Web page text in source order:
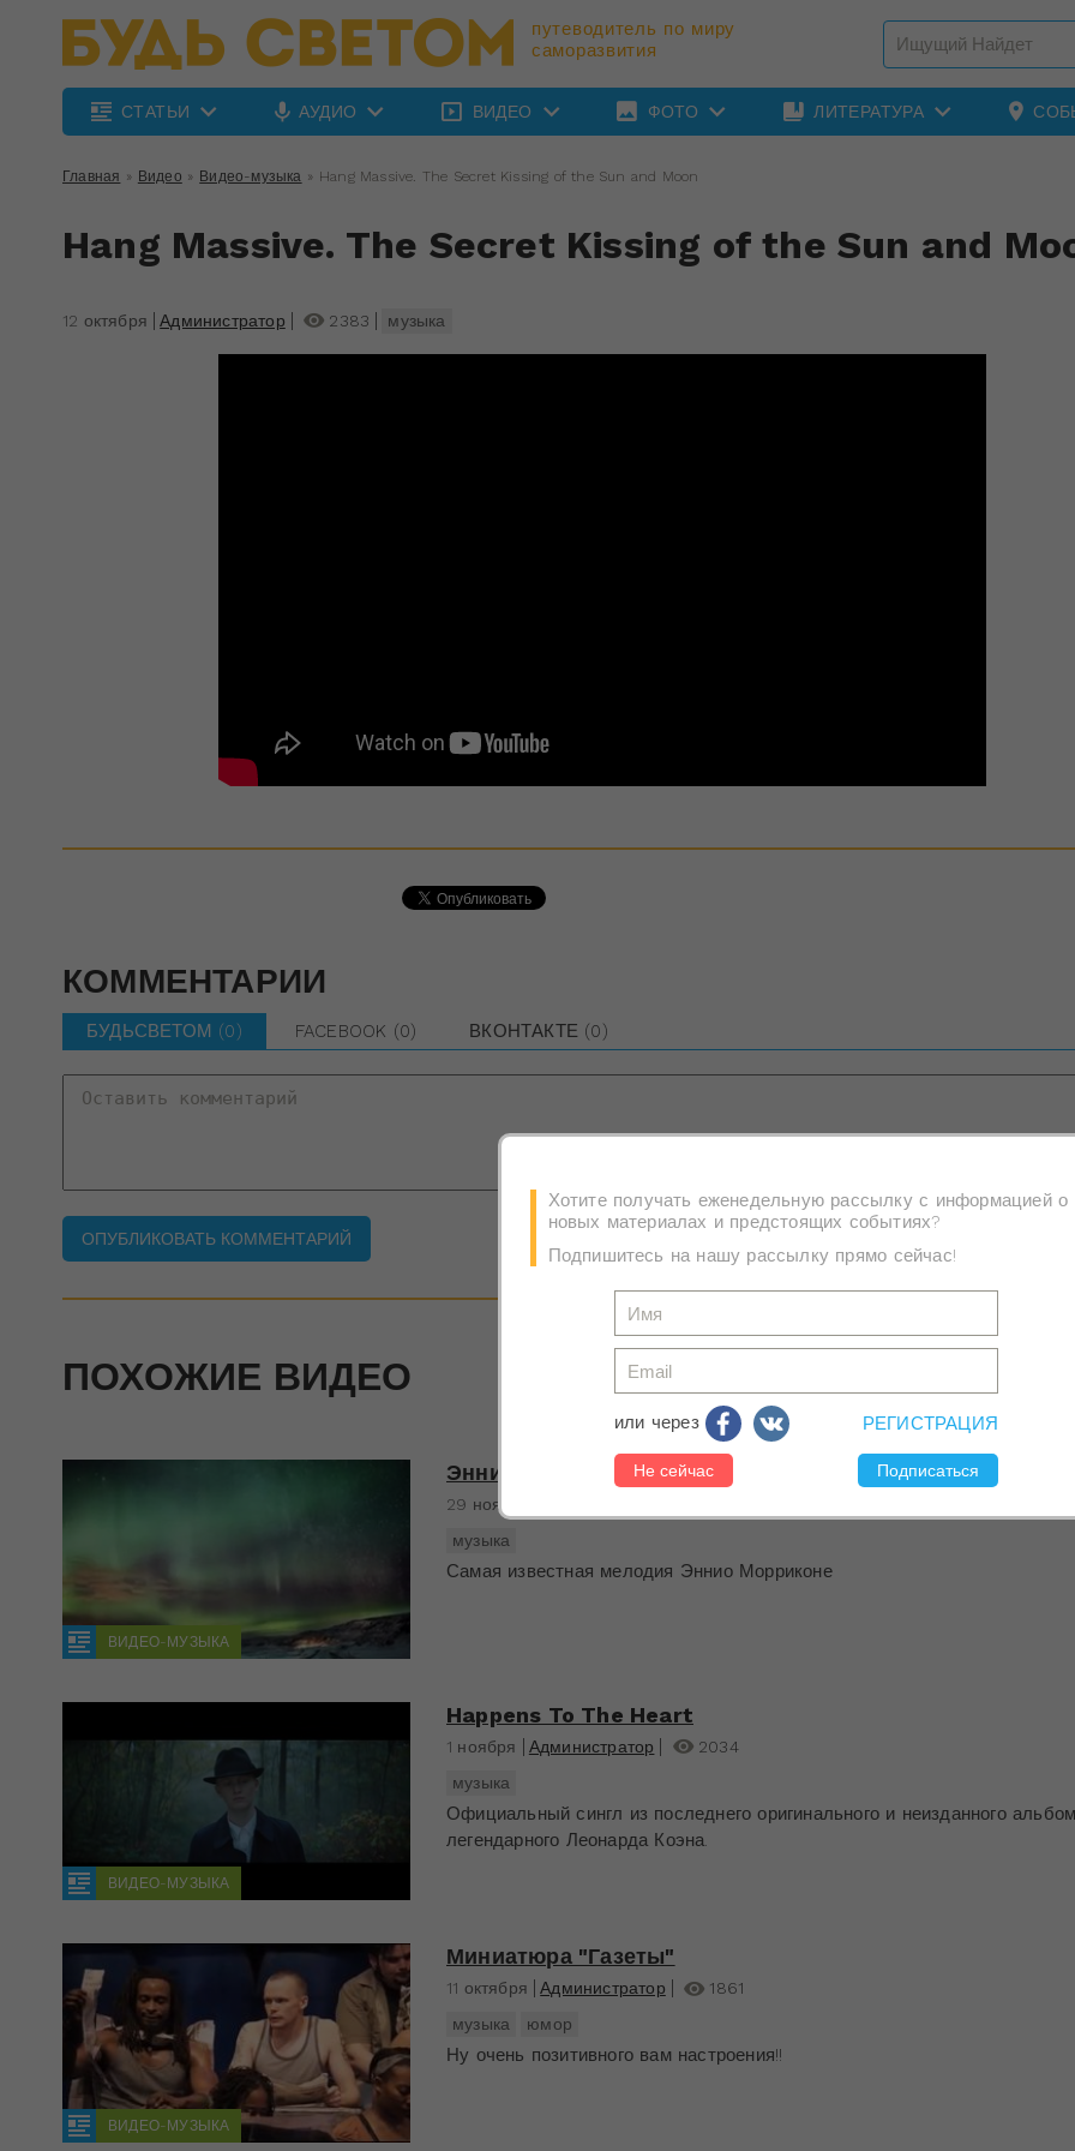
путеводитель по миру
саморазвития
СТАТЬИ АУДИО ВИДЕО ФОТО ЛИТЕРАТУРА
Главная » Видео » Видео-музыка » Hang Massive. The Secret Kissing of the Sun and Moon
Hang Massive. The Secret Kissing of the Sun and
12 октября Администратор 2383 музыка
КОММЕНТАРИИ
БУДЬСВЕТОМ (0) FACEBOOK (0) ВКОНТАКТЕ (0)
ПОХОЖИЕ ВИДЕО
ВИДЕО-МУЗЫКА
Эннио Морриконе - Ветер плачь
29 ноября
музыка
Самая известная мелодия Эннио Морриконе
ВИДЕО-МУЗЫКА
Happens To The Heart
1 ноября Администратор
2034
музыка
Официальный сингл из последнего оригинального и неизданного
легендарного Леонарда Коэна.
ВИДЕО-МУЗЫКА
Миниатюра "Газеты"
11 октября Администратор
1861
музыка
юмор
Ну очень позитивного вам настроения!!
Хотите получать еженедельную рассылку с информацией о
новых материалах и предстоящих событиях?
Подпишитесь на нашу рассылку прямо сейчас!
или через РЕГИСТРАЦИЯ